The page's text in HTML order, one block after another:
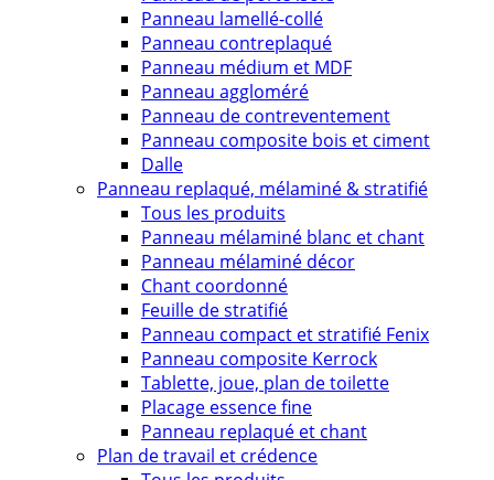
Panneau lamellé-collé
Panneau contreplaqué
Panneau médium et MDF
Panneau aggloméré
Panneau de contreventement
Panneau composite bois et ciment
Dalle
Panneau replaqué, mélaminé & stratifié
Tous les produits
Panneau mélaminé blanc et chant
Panneau mélaminé décor
Chant coordonné
Feuille de stratifié
Panneau compact et stratifié Fenix
Panneau composite Kerrock
Tablette, joue, plan de toilette
Placage essence fine
Panneau replaqué et chant
Plan de travail et crédence